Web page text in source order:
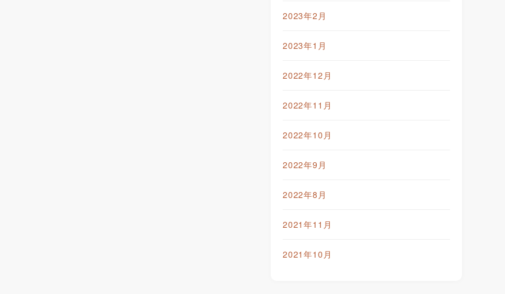
2023年2月
2023年1月
2022年12月
2022年11月
2022年10月
2022年9月
2022年8月
2021年11月
2021年10月